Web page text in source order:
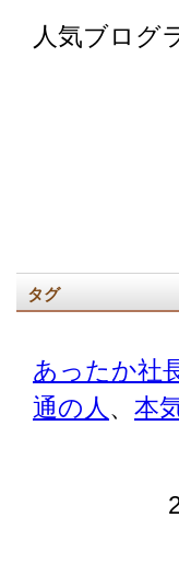
人気ブログ
タグ
あったか社
通の人 、 本